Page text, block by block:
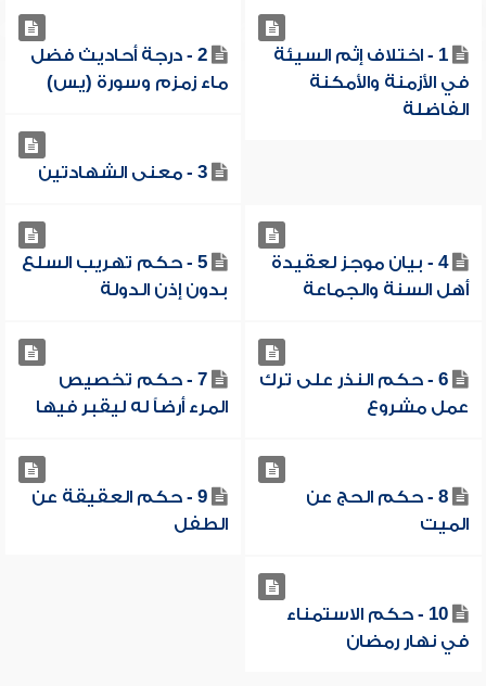
1 - اختلاف إثم السيئة
في الأزمنة والأمكنة
الفاضلة
2 - درجة أحاديث فضل
ماء زمزم وسورة (يس)
3 - معنى الشهادتين
4 - بيان موجز لعقيدة
أهل السنة والجماعة
5 - حكم تهريب السلع
بدون إذن الدولة
6 - حكم النذر على ترك
عمل مشروع
7 - حكم تخصيص
المرء أرضاً له ليقبر فيها
8 - حكم الحج عن
الميت
9 - حكم العقيقة عن
الطفل
10 - حكم الاستمناء
في نهار رمضان